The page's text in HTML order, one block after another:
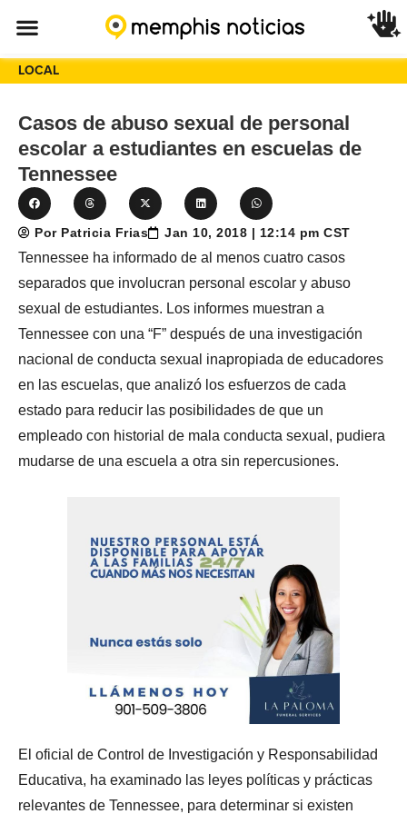
LOCAL
Casos de abuso sexual de personal
escolar a estudiantes en escuelas de
Tennessee
Por Patricia Frias Jan 10, 2018 | 12:14 pm CST
Tennessee ha informado de al menos cuatro casos
separados que involucran personal escolar y abuso
sexual de estudiantes. Los informes muestran a
Tennessee con una “F” después de una investigación
nacional de conducta sexual inapropiada de educadores
en las escuelas, que analizó los esfuerzos de cada
estado para reducir las posibilidades de que un
empleado con historial de mala conducta sexual, pudiera
mudarse de una escuela a otra sin repercusiones.
El oficial de Control de Investigación y Responsabilidad
Educativa, ha examinado las leyes políticas y prácticas
relevantes de Tennessee, para determinar si existen